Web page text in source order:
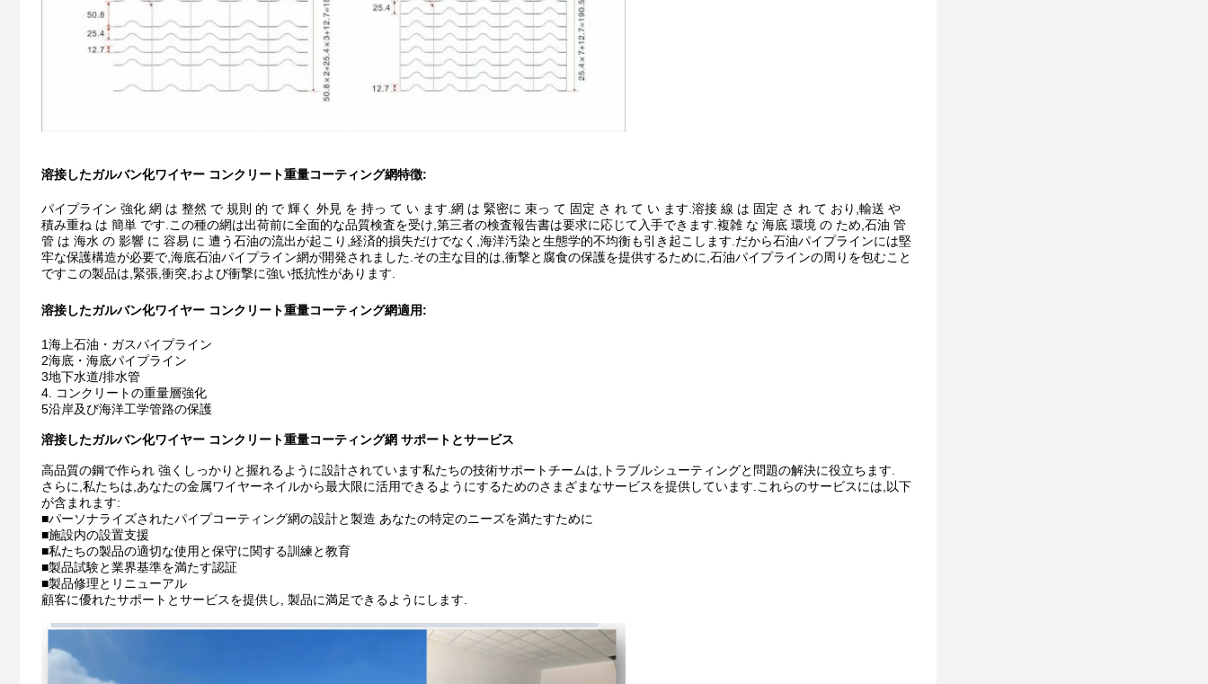
溶接したガルバン化ワイヤー コンクリート重量コーティング網特徴:
パイプライン 強化 網 は 整然 で 規則 的 で 輝く 外見 を 持っ て い ます.網 は 緊密に 束っ て 固定 さ れ て い ます.溶接 線 は 固定 さ れ て おり,輸送 や
積み重ね は 簡単 です.この種の網は出荷前に全面的な品質検査を受け,第三者の検査報告書は要求に応じて入手できます.複雑 な 海底 環境 の ため,石油 管
管 は 海水 の 影響 に 容易 に 遭う石油の流出が起こり,経済的損失だけでなく,海洋汚染と生態学的不均衡も引き起こします.だから石油パイプラインには堅
牢な保護構造が必要で,海底石油パイプライン網が開発されました.その主な目的は,衝撃と腐食の保護を提供するために,石油パイプラインの周りを包むこと
ですこの製品は,緊張,衝突,および衝撃に強い抵抗性があります.
溶接したガルバン化ワイヤー コンクリート重量コーティング網適用:
1海上石油・ガスパイプライン
2海底・海底パイプライン
3地下水道/排水管
4. コンクリートの重量層強化
5沿岸及び海洋工学管路の保護
溶接したガルバン化ワイヤー コンクリート重量コーティング網 サポートとサービス
高品質の鋼で作られ 強くしっかりと握れるように設計されています私たちの技術サポートチームは,トラブルシューティングと問題の解決に役立ちます.
さらに,私たちは,あなたの金属ワイヤーネイルから最大限に活用できるようにするためのさまざまなサービスを提供しています.これらのサービスには,以下
が含まれます:
■パーソナライズされたパイプコーティング網の設計と製造 あなたの特定のニーズを満たすために
■施設内の設置支援
■私たちの製品の適切な使用と保守に関する訓練と教育
■製品試験と業界基準を満たす認証
■製品修理とリニューアル
顧客に優れたサポートとサービスを提供し, 製品に満足できるようにします.